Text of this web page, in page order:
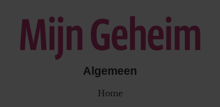
Algemeen
Home